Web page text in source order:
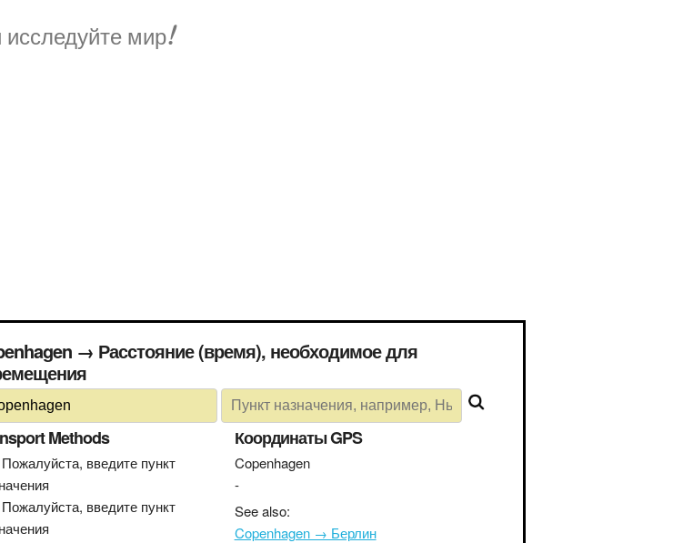
мир!
Расстояние (время), необходимое для
Methods
Пожалуйста, введите пункт
Пожалуйста, введите пункт
Координаты GPS
Copenhagen
-
See also:
Copenhagen → Берлин